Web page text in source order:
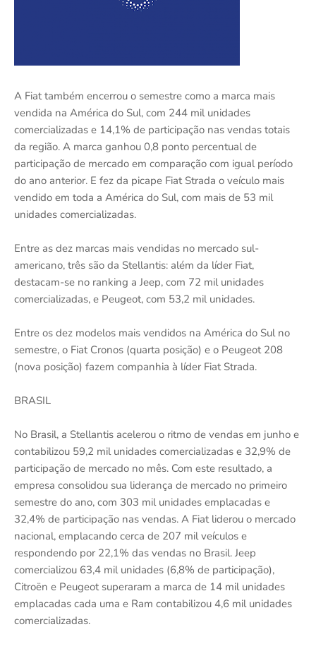
A Fiat também encerrou o semestre como a marca mais
vendida na América do Sul, com 244 mil unidades
comercializadas e 14,1% de participação nas vendas totais
da região. A marca ganhou 0,8 ponto percentual de
participação de mercado em comparação com igual período
do ano anterior. E fez da picape Fiat Strada o veículo mais
vendido em toda a América do Sul, com mais de 53 mil
unidades comercializadas.
Entre as dez marcas mais vendidas no mercado sul-
americano, três são da Stellantis: além da líder Fiat,
destacam-se no ranking a Jeep, com 72 mil unidades
comercializadas, e Peugeot, com 53,2 mil unidades.
Entre os dez modelos mais vendidos na América do Sul no
semestre, o Fiat Cronos (quarta posição) e o Peugeot 208
(nova posição) fazem companhia à líder Fiat Strada.
BRASIL
No Brasil, a Stellantis acelerou o ritmo de vendas em junho e
contabilizou 59,2 mil unidades comercializadas e 32,9% de
participação de mercado no mês. Com este resultado, a
empresa consolidou sua liderança de mercado no primeiro
semestre do ano, com 303 mil unidades emplacadas e
32,4% de participação nas vendas. A Fiat liderou o mercado
nacional, emplacando cerca de 207 mil veículos e
respondendo por 22,1% das vendas no Brasil. Jeep
comercializou 63,4 mil unidades (6,8% de participação),
Citroën e Peugeot superaram a marca de 14 mil unidades
emplacadas cada uma e Ram contabilizou 4,6 mil unidades
comercializadas.